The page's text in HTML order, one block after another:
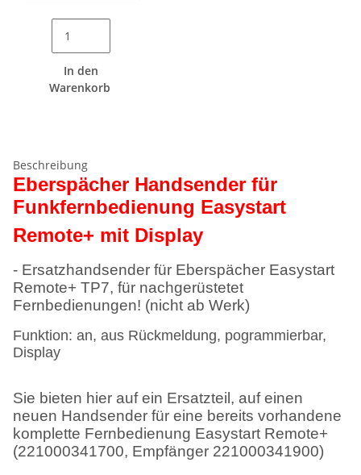
In den
Warenkorb
Beschreibung
Eberspächer Handsender für
Funkfernbedienung Easystart
Remote+ mit Display
- Ersatzhandsender für Eberspächer Easystart
Remote+ TP7, für nachgerüstetet
Fernbedienungen! (nicht ab Werk)
Funktion: an, aus Rückmeldung, pogrammierbar,
Display
Sie bieten hier auf ein Ersatzteil, auf einen
neuen Handsender für eine bereits vorhandene
komplette Fernbedienung Easystart Remote+
(221000341700, Empfänger 221000341900)